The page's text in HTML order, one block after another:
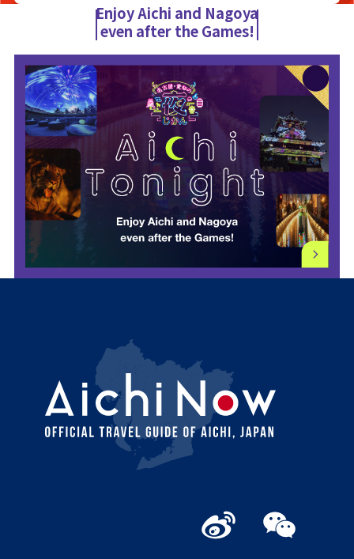
Enjoy Aichi and Nagoya
even after the Games!